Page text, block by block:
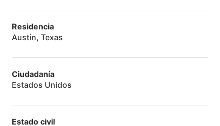
Residencia
Austin, Texas
Ciudadanía
Estados Unidos
Estado civil